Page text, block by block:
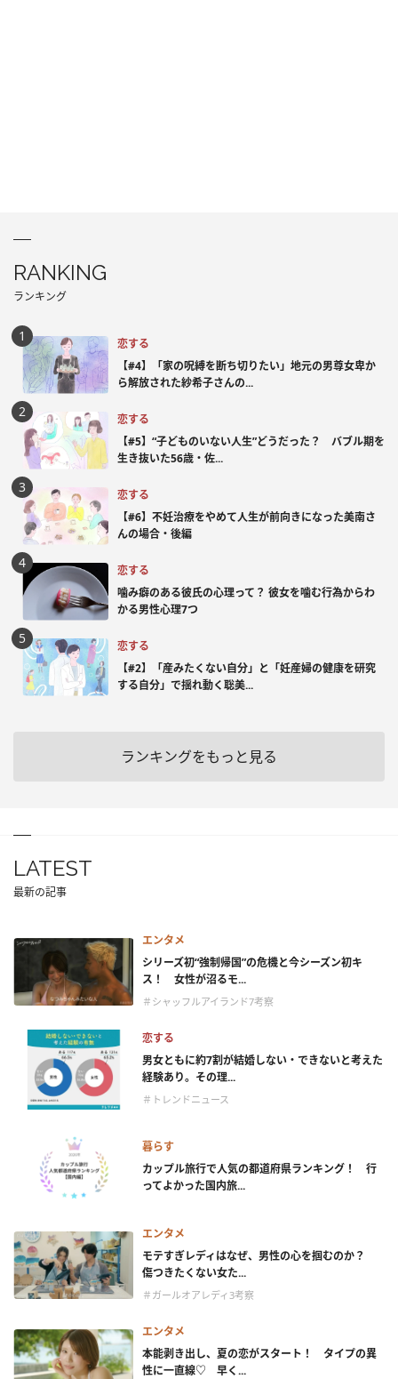
RANKING
ランキング
恋する
【#4】「家の呪縛を断ち切りたい」地元の男尊女卑か
ら解放された紗希子さんの...
恋する
【#5】“子どものいない人生”どうだった？ バブル期を
生き抜いた56歳・佐...
恋する
【#6】不妊治療をやめて人生が前向きになった美南さ
んの場合・後編
恋する
噛み癖のある彼氏の心理って？ 彼女を噛む行為からわ
かる男性心理7つ
恋する
【#2】「産みたくない自分」と「妊産婦の健康を研究
する自分」で揺れ動く聡美...
ランキングをもっと見る
LATEST
最新の記事
エンタメ
シリーズ初“強制帰国”の危機と今シーズン初キ
ス！ 女性が沼るモ...
＃シャッフルアイランド7考察
恋する
男女ともに約7割が結婚しない・できないと考えた
経験あり。その理...
＃トレンドニュース
暮らす
カップル旅行で人気の都道府県ランキング！ 行
ってよかった国内旅...
エンタメ
モテすぎレディはなぜ、男性の心を掴むのか？
傷つきたくない女た...
＃ガールオアレディ3考察
エンタメ
本能剥き出し、夏の恋がスタート！ タイプの異
性に一直線♡ 早く...